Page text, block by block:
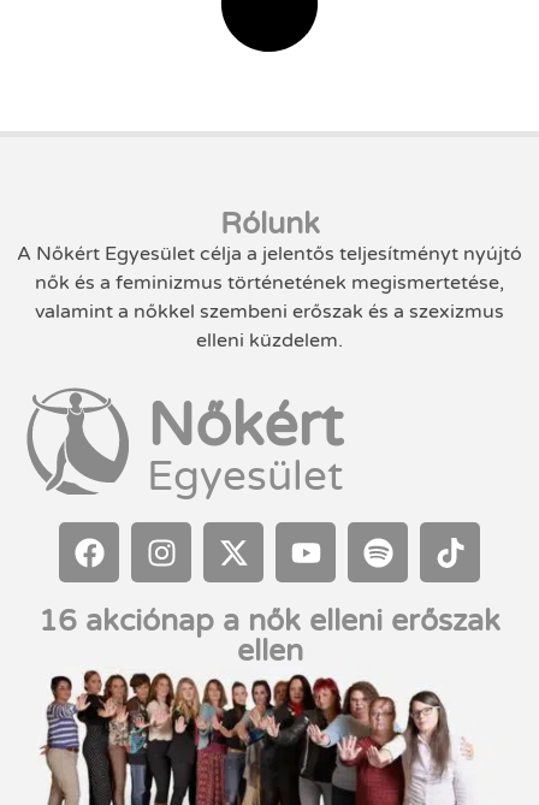
Rólunk
A Nőkért Egyesület célja a jelentős teljesítményt nyújtó
nők és a feminizmus történetének megismertetése,
valamint a nőkkel szembeni erőszak és a szexizmus
elleni küzdelem.
Nőkért
Egyesület
16 akciónap a nők elleni erőszak
ellen